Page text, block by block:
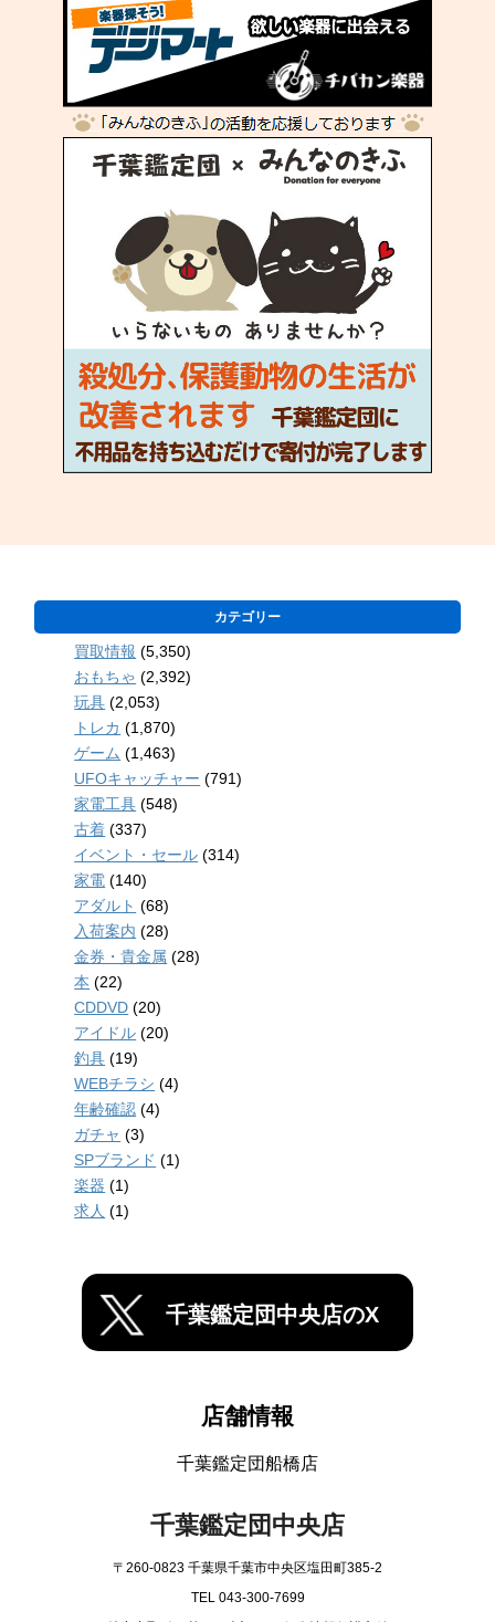
カテゴリー
買取情報 (5,350)
おもちゃ (2,392)
玩具 (2,053)
トレカ (1,870)
ゲーム (1,463)
UFOキャッチャー (791)
家電工具 (548)
古着 (337)
イベント・セール (314)
家電 (140)
アダルト (68)
入荷案内 (28)
金券・貴金属 (28)
本 (22)
CDDVD (20)
アイドル (20)
釣具 (19)
WEBチラシ (4)
年齢確認 (4)
ガチャ (3)
SPブランド (1)
楽器 (1)
求人 (1)
千葉鑑定団中央店のX
店舗情報
千葉鑑定団船橋店
千葉鑑定団中央店
〒260-0823 千葉県千葉市中央区塩田町385-2
TEL 043-300-7699